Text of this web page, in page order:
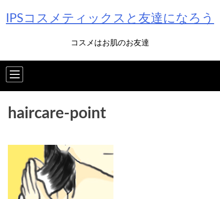
IPSコスメティックスと友達になろう
コスメはお肌のお友達
haircare-point